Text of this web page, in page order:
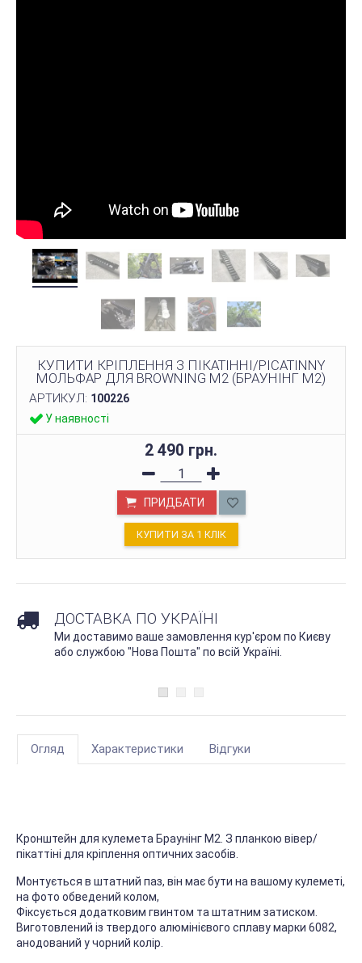
КУПИТИ КРІПЛЕННЯ З ПІКАТІННІ/PICATINNY
МОЛЬФАР ДЛЯ BROWNING M2 (БРАУНІНГ М2)
АРТИКУЛ: 100226
У наявності
2 490 грн.
ПРИДБАТИ
КУПИТИ ЗА 1 КЛIК
ДОСТАВКА ПО УКРАЇНІ
Ми доставимо ваше замовлення кур'єром по Києву
або службою "Нова Пошта" по всій Україні.
Огляд Характеристики Відгуки
Кронштейн для кулемета Браунінг М2. З планкою вівер/
пікаттіні для кріплення оптичних засобів.
Монтується в штатний паз, він має бути на вашому кулеметі,
на фото обведений колом,
Фіксується додатковим гвинтом та штатним затиском.
Виготовлений із твердого алюмінієвого сплаву марки 6082,
анодований у чорний колір.